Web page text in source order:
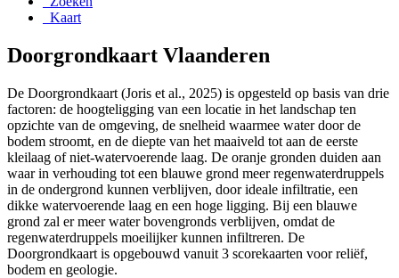
Kaart
Doorgrondkaart Vlaanderen
De Doorgrondkaart (Joris et al., 2025) is opgesteld op basis van drie
factoren: de hoogteligging van een locatie in het landschap ten
opzichte van de omgeving, de snelheid waarmee water door de
bodem stroomt, en de diepte van het maaiveld tot aan de eerste
kleilaag of niet-watervoerende laag. De oranje gronden duiden aan
waar in verhouding tot een blauwe grond meer regenwaterdruppels
in de ondergrond kunnen verblijven, door ideale infiltratie, een
dikke watervoerende laag en een hoge ligging. Bij een blauwe
grond zal er meer water bovengronds verblijven, omdat de
regenwaterdruppels moeilijker kunnen infiltreren. De
Doorgrondkaart is opgebouwd vanuit 3 scorekaarten voor reliëf,
bodem en geologie.